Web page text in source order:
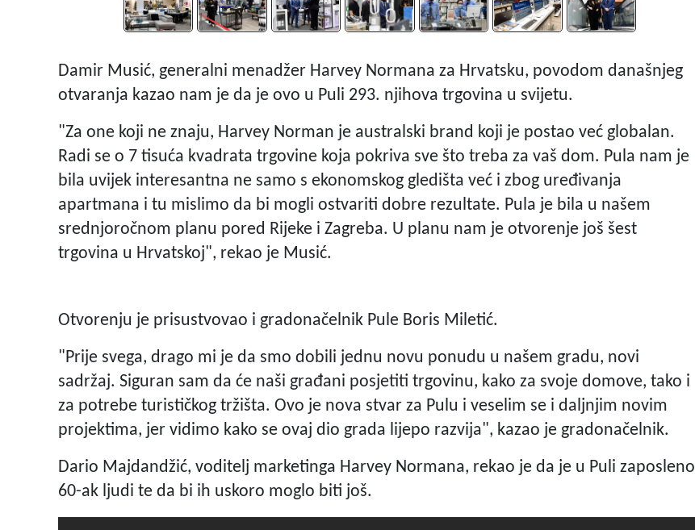
Damir Musić, generalni menadžer Harvey Normana za Hrvatsku, povodom današnjeg
otvaranja kazao nam je da je ovo u Puli 293. njihova trgovina u svijetu.
"Za one koji ne znaju, Harvey Norman je australski brand koji je postao već globalan.
Radi se o 7 tisuća kvadrata trgovine koja pokriva sve što treba za vaš dom. Pula nam je
bila uvijek interesantna ne samo s ekonomskog gledišta već i zbog uređivanja
apartmana i tu mislimo da bi mogli ostvariti dobre rezultate. Pula je bila u našem
srednjoročnom planu pored Rijeke i Zagreba. U planu nam je otvorenje još šest
trgovina u Hrvatskoj", rekao je Musić.
Otvorenju je prisustvovao i gradonačelnik Pule Boris Miletić.
"Prije svega, drago mi je da smo dobili jednu novu ponudu u našem gradu, novi
sadržaj. Siguran sam da će naši građani posjetiti trgovinu, kako za svoje domove, tako i
za potrebe turističkog tržišta. Ovo je nova stvar za Pulu i veselim se i daljnjim novim
projektima, jer vidimo kako se ovaj dio grada lijepo razvija", kazao je gradonačelnik.
Dario Majdandžić, voditelj marketinga Harvey Normana, rekao je da je u Puli zaposleno
60-ak ljudi te da bi ih uskoro moglo biti još.